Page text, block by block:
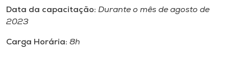
Data da capacitação: Durante o mês de agosto de
2023
Carga Horária: 8h